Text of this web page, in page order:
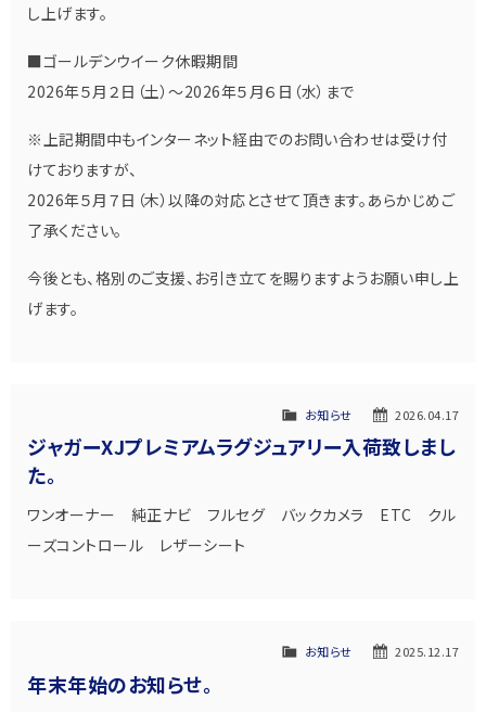
し上げます。
■ゴールデンウイーク休暇期間
2026年５月２日（土）～2026年５月６日（水）まで
※上記期間中もインターネット経由でのお問い合わせは受け付
けておりますが、
2026年５月７日（木）以降の対応とさせて頂きます。あらかじめご
了承ください。
今後とも、格別のご支援、お引き立てを賜りますようお願い申し上
げます。
2026.04.17
お知らせ
ジャガーXJプレミアムラグジュアリー入荷致しまし
た。
ワンオーナー 純正ナビ フルセグ バックカメラ ETC クル
ーズコントロール レザーシート
2025.12.17
お知らせ
年末年始のお知らせ。